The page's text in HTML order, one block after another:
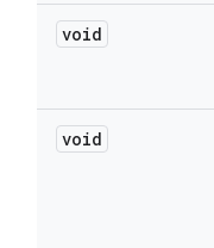
void
void